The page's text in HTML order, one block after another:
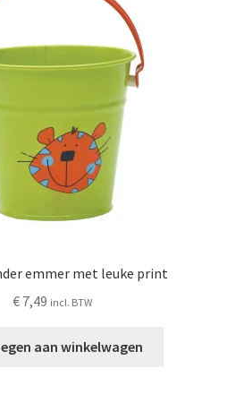
emmer met leuke print
€7,49 incl. BTW
aan winkelwagen